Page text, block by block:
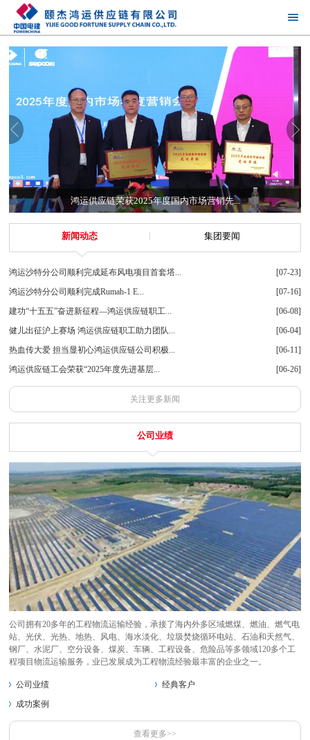
鸿运供应链荣获2025年度国内市场营销先...
新闻动态 集团要闻
鸿运沙特分公司顺利完成延布风电项目首套塔...
[07-23]
鸿运沙特分公司顺利完成Rumah-1 E...
[07-16]
建功“十五五”奋进新征程—鸿运供应链职工...
[06-08]
健儿出征沪上赛场 鸿运供应链职工助力团队...
[06-04]
热血传大爱 担当显初心鸿运供应链公司积极...
[06-11]
鸿运供应链工会荣获“2025年度先进基层...
[06-26]
关注更多新闻
公司业绩
公司拥有20多年的工程物流运输经验，承接了海内外多区域燃煤、燃油、燃气电
站、光伏、光热、地热、风电、海水淡化、垃圾焚烧循环电站、石油和天然气、
钢厂、水泥厂、空分设备、煤炭、车辆、工程设备、危险品等多领域120多个工
程项目物流运输服务，业已发展成为工程物流经验最丰富的企业之一。
公司业绩
经典客户
成功案例
查看更多>>